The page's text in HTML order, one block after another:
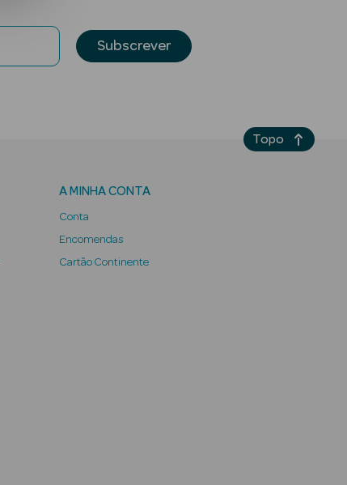
Subscrever
A MINHA CONTA
Conta
Encomendas
Cartão Continente
Topo